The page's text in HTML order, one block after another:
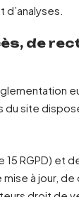
de
du site
15 RGPD) et
mise à jour,